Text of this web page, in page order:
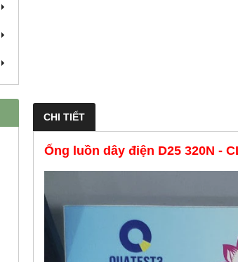
CHI TIẾT
Ống luồn dây điện D25 320N -